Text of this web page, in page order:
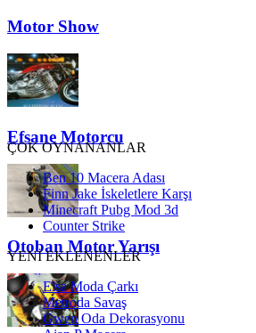
Motor Show
Efsane Motorcu
Otoban Motor Yarışı
ÇOK OYNANANLAR
Ben 10 Macera Adası
Finn Jake İskeletlere Karşı
Minecraft Pubg Mod 3d
Counter Strike
YENİ EKLENENLER
Elsa Moda Çarkı
Metroda Savaş
Gwen Oda Dekorasyonu